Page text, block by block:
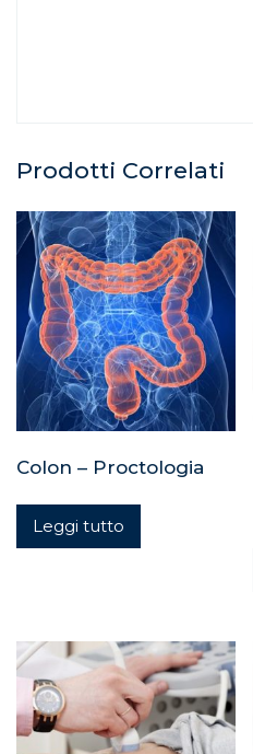
Prodotti Correlati
Colon – Proctologia
Leggi tutto